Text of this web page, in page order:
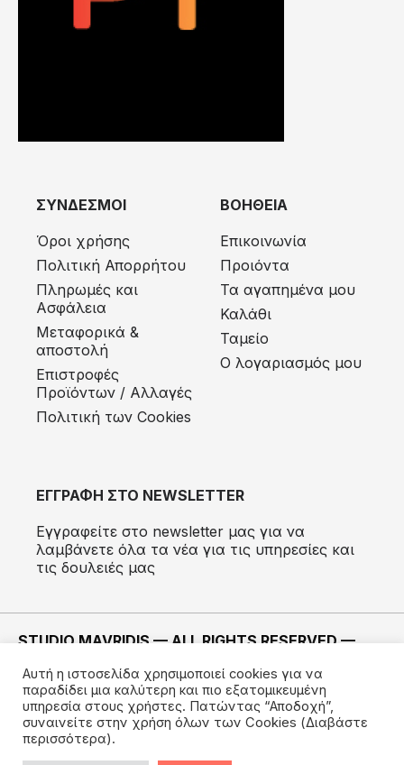
ΣΥΝΔΕΣΜΟΙ
Όροι χρήσης
Πολιτική Απορρήτου
Πληρωμές και
Ασφάλεια
Μεταφορικά &
αποστολή
Eπιστροφές
Προϊόντων / Αλλαγές
Πολιτική των Cookies
ΒΟΗΘΕΙΑ
Επικοινωνία
Προιόντα
Τα αγαπημένα μου
Καλάθι
Ταμείο
Ο λογαριασμός μου
ΕΓΓΡΑΦΗ ΣΤΟ NEWSLETTER
Εγγραφείτε στο newsletter μας για να
λαμβάνετε όλα τα νέα για τις υπηρεσίες και
τις δουλειές μας
STUDIO MAVRIDIS — ALL RIGHTS RESERVED —
ΚΑΤΑΣΚΕΥΗ —IMODE
Αυτή η ιστοσελίδα χρησιμοποιεί cookies για να
παραδίδει μια καλύτερη και πιο εξατομικευμένη
υπηρεσία στους χρήστες. Πατώντας “Αποδοχή”,
συναινείτε στην χρήση όλων των Cookies (Διαβάστε
περισσότερα).